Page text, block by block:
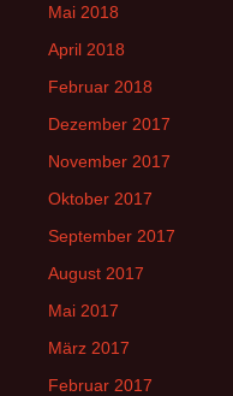
Mai 2018
April 2018
Februar 2018
Dezember 2017
November 2017
Oktober 2017
September 2017
August 2017
Mai 2017
März 2017
Februar 2017